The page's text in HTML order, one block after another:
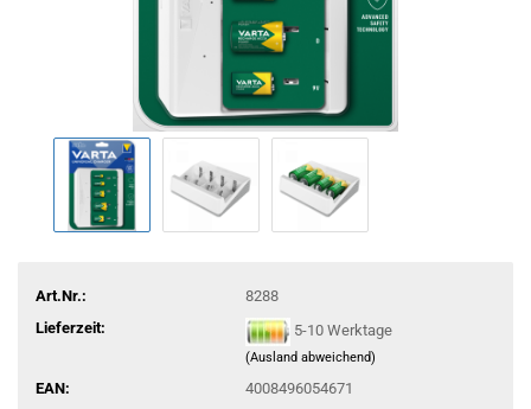
Art.Nr.:
8288
Lieferzeit:
5-10 Werktage
(Ausland abweichend)
EAN:
4008496054671